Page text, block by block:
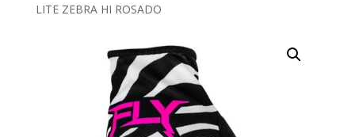
LITE ZEBRA HI ROSADO